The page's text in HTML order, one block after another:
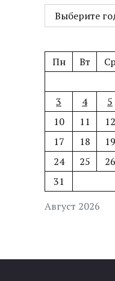
Август 2026
Пн Вт Ср
3
4 5
10
11 12
17
18 19
24
25 26
31